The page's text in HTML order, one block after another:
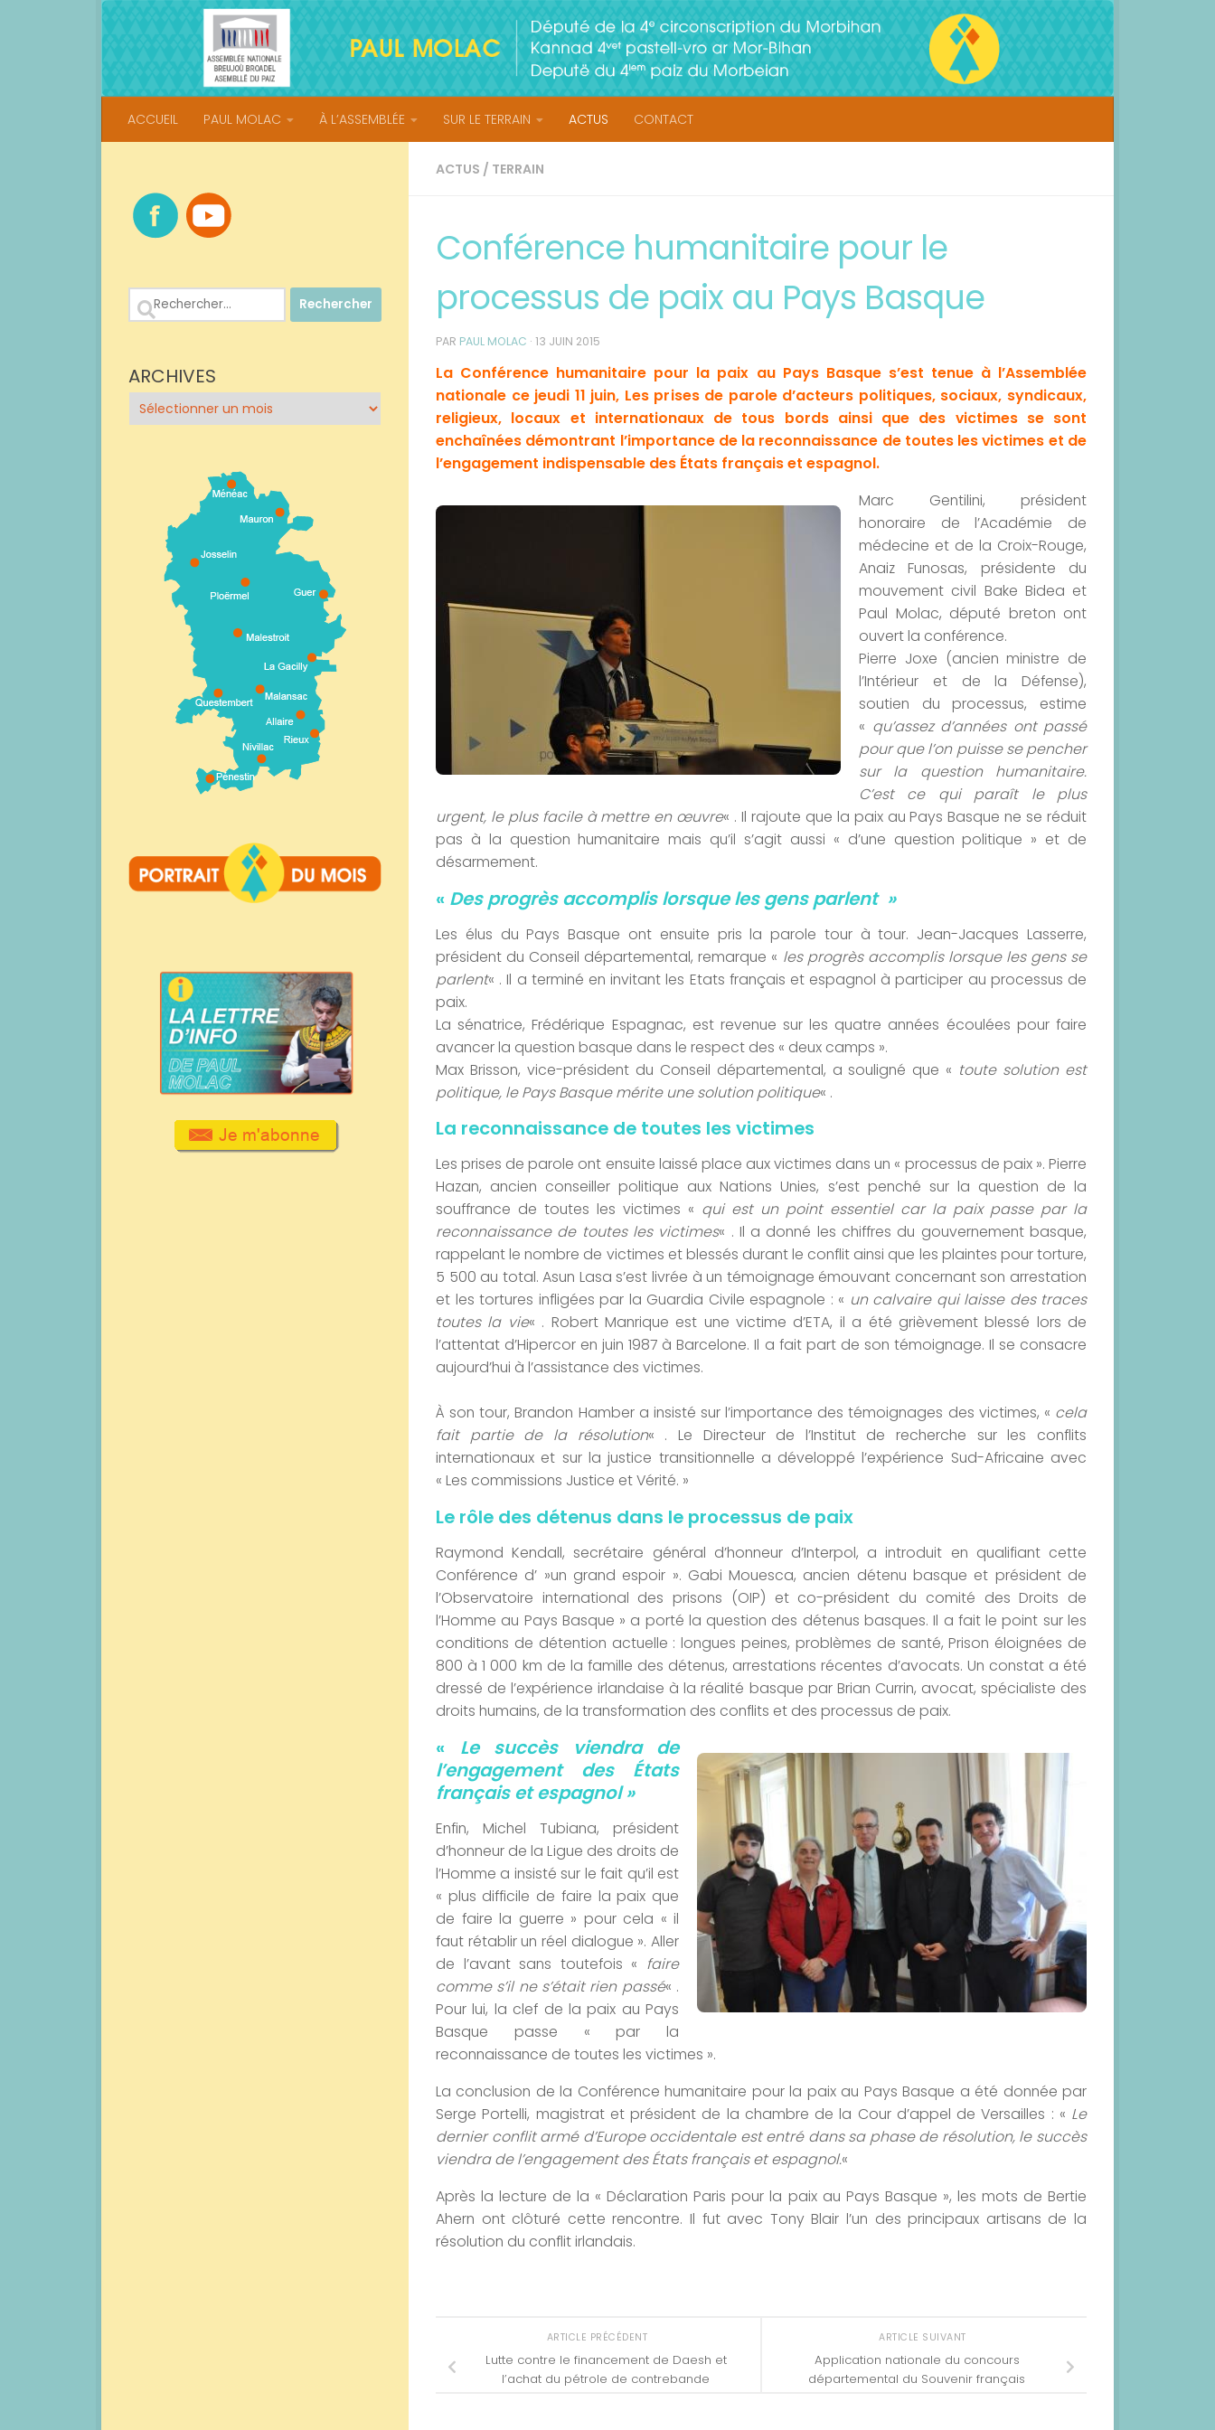
Skip to content
ACCUEIL PAUL MOLAC À L’ASSEMBLÉE SUR LE TERRAIN ACTUS CONTACT
ACTUS / TERRAIN
Conférence humanitaire pour le
processus de paix au Pays Basque
PAR PAUL MOLAC · 13 JUIN 2015
La Conférence humanitaire pour la paix au Pays Basque s’est tenue à l’Assemblée
nationale ce jeudi 11 juin, Les prises de parole d’acteurs politiques, sociaux, syndicaux,
religieux, locaux et internationaux de tous bords ainsi que des victimes se sont
enchaînées démontrant l’importance de la reconnaissance de toutes les victimes et de
l’engagement indispensable des États français et espagnol.
Marc Gentilini, président
honoraire de l’Académie de
médecine et de la Croix-Rouge,
Anaiz Funosas, présidente du
mouvement civil Bake Bidea et
Paul Molac, député breton ont
ouvert la conférence.
Pierre Joxe (ancien ministre de
l’Intérieur et de la Défense),
soutien du processus, estime
« qu’assez d’années ont passé
pour que l’on puisse se pencher
sur la question humanitaire.
C’est ce qui paraît le plus
urgent, le plus facile à mettre en œuvre« . Il rajoute que la paix au Pays Basque ne se réduit
pas à la question humanitaire mais qu’il s’agit aussi « d’une question politique » et de
désarmement.
« Des progrès accomplis lorsque les gens parlent »
Les élus du Pays Basque ont ensuite pris la parole tour à tour. Jean-Jacques Lasserre,
président du Conseil départemental, remarque « les progrès accomplis lorsque les gens se
parlent« . Il a terminé en invitant les Etats français et espagnol à participer au processus de
paix.
La sénatrice, Frédérique Espagnac, est revenue sur les quatre années écoulées pour faire
avancer la question basque dans le respect des « deux camps ».
Max Brisson, vice-président du Conseil départemental, a souligné que « toute solution est
politique, le Pays Basque mérite une solution politique« .
La reconnaissance de toutes les victimes
Les prises de parole ont ensuite laissé place aux victimes dans un « processus de paix ». Pierre
Hazan, ancien conseiller politique aux Nations Unies, s’est penché sur la question de la
souffrance de toutes les victimes « qui est un point essentiel car la paix passe par la
reconnaissance de toutes les victimes« . Il a donné les chiffres du gouvernement basque,
rappelant le nombre de victimes et blessés durant le conflit ainsi que les plaintes pour torture,
5 500 au total. Asun Lasa s’est livrée à un témoignage émouvant concernant son arrestation
et les tortures infligées par la Guardia Civile espagnole : « un calvaire qui laisse des traces
toutes la vie« . Robert Manrique est une victime d’ETA, il a été grièvement blessé lors de
l’attentat d’Hipercor en juin 1987 à Barcelone. Il a fait part de son témoignage. Il se consacre
aujourd’hui à l’assistance des victimes.
À son tour, Brandon Hamber a insisté sur l’importance des témoignages des victimes, « cela
fait partie de la résolution« . Le Directeur de l’Institut de recherche sur les conflits
internationaux et sur la justice transitionnelle a développé l’expérience Sud-Africaine avec
« Les commissions Justice et Vérité. »
Le rôle des détenus dans le processus de paix
Raymond Kendall, secrétaire général d’honneur d’Interpol, a introduit en qualifiant cette
Conférence d’ »un grand espoir ». Gabi Mouesca, ancien détenu basque et président de
l’Observatoire international des prisons (OIP) et co-président du comité des Droits de
l’Homme au Pays Basque » a porté la question des détenus basques. Il a fait le point sur les
conditions de détention actuelle : longues peines, problèmes de santé, Prison éloignées de
800 à 1 000 km de la famille des détenus, arrestations récentes d’avocats. Un constat a été
dressé de l’expérience irlandaise à la réalité basque par Brian Currin, avocat, spécialiste des
droits humains, de la transformation des conflits et des processus de paix.
« Le succès viendra de
l’engagement des États
français et espagnol »
Enfin, Michel Tubiana, président
d’honneur de la Ligue des droits de
l’Homme a insisté sur le fait qu’il est
« plus difficile de faire la paix que
de faire la guerre » pour cela « il
faut rétablir un réel dialogue ». Aller
de l’avant sans toutefois « faire
comme s’il ne s’était rien passé« .
Pour lui, la clef de la paix au Pays
Basque passe « par la
reconnaissance de toutes les victimes ».
La conclusion de la Conférence humanitaire pour la paix au Pays Basque a été donnée par
Serge Portelli, magistrat et président de la chambre de la Cour d’appel de Versailles : « Le
dernier conflit armé d’Europe occidentale est entré dans sa phase de résolution, le succès
viendra de l’engagement des États français et espagnol.«
Après la lecture de la « Déclaration Paris pour la paix au Pays Basque », les mots de Bertie
Ahern ont clôturé cette rencontre. Il fut avec Tony Blair l’un des principaux artisans de la
résolution du conflit irlandais.
ARTICLE SUIVANT
Application nationale du concours
départemental du Souvenir français
ARTICLE PRÉCÉDENT
Lutte contre le financement de Daesh et
l’achat du pétrole de contrebande
Rechercher :
ARCHIVES
Archives